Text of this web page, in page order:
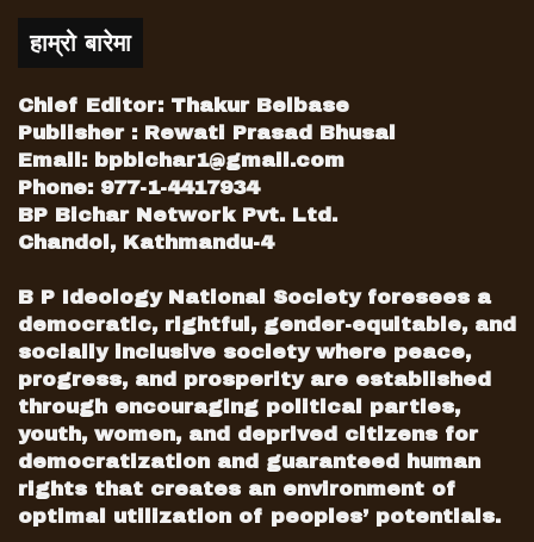
हाम्रो बारेमा
Chief Editor: Thakur Belbase
Publisher : Rewati Prasad Bhusal
Email: bpbichar1@gmail.com
Phone: 977-1-4417934
BP Bichar Network Pvt. Ltd.
Chandol, Kathmandu-4
B P Ideology National Society foresees a
democratic, rightful, gender-equitable, and
socially inclusive society where peace,
progress, and prosperity are established
through encouraging political parties,
youth, women, and deprived citizens for
democratization and guaranteed human
rights that creates an environment of
optimal utilization of peoples’ potentials.